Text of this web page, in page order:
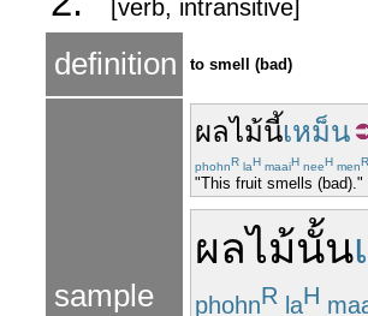
[verb, intransitive]
definition to smell (bad)
sample
ผลไม้นี้เหม็น
phohnR laH maaiH neeH menR
"This fruit smells (bad)."
ผลไม้นั้น
phohnR laH